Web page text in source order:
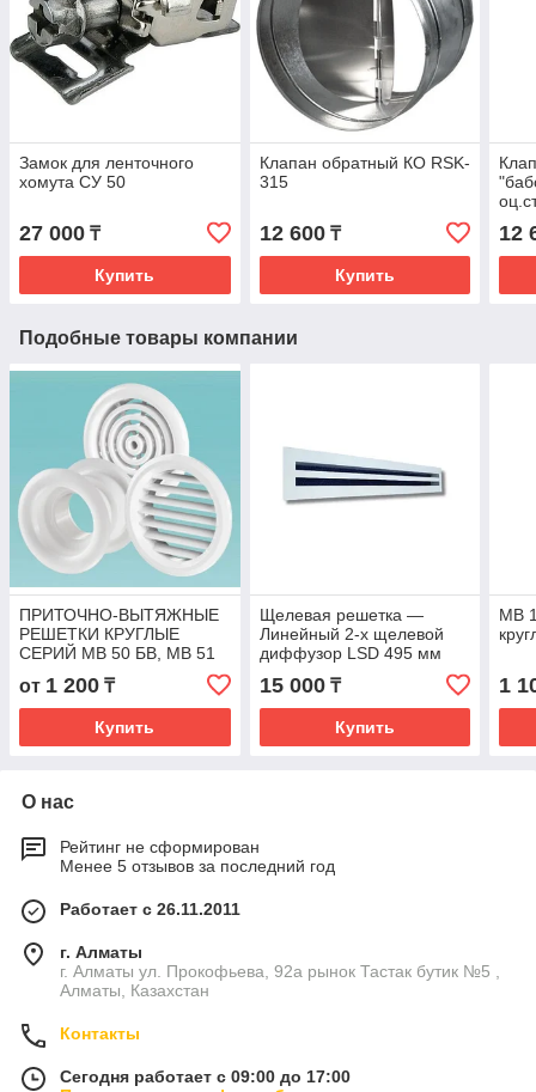
Замок для ленточного
хомута СУ 50
27 000 ₸
Купить
Клапан обратный КО RSK-
315
12 600₸
Купить
12
Подобные товары компании
ПРИТОЧНО-ВЫТЯЖНЫЕ
РЕШЕТКИ КРУГЛЫЕ
СЕРИЙ МВ 50 БВ, МВ 51
БВ, МВ 52 БВ ПРИТОЧНО-
ВЫТЯЖНЫЕ РЕШЕТКИ
КРУГЛЫЕ СЕРИЙ
от 1 200 ₸
Купить
Щелевая решетка —
Линейный 2-х щелевой
диффузор LSD 495 мм
15 000₸
Купить
МВ
1
О нас
Рейтинг не сформирован
Менее 5 отзывов за последний год
Работает с 26.11.2011
г. Алматы
г. Алматы ул. Прокофьева, 92а рынок Тастак бутик №5 ,
Алматы, Казахстан
Контакты
Сегодня работает с 09:00 до 17:00